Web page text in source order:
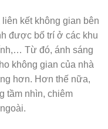
kết không gian bên
được bố trí ở các khu
Từ đó, ánh sáng
không gian của nhà
hơn. Hơn thế nữa,
tầm nhìn, chiêm